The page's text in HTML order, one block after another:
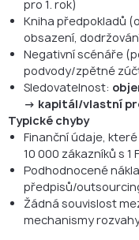
pro 1. rok)
Kniha předpokladů
obsazení,
Negativní scénáře
podvody/zpětné
Sledovatelnost:
→ kapitál/vlastní
Typické chyby
Finanční údaje,
10 000 zákazníků s 1
Podhodnocené
předpisů/
Žádná souvislost
mechanismy